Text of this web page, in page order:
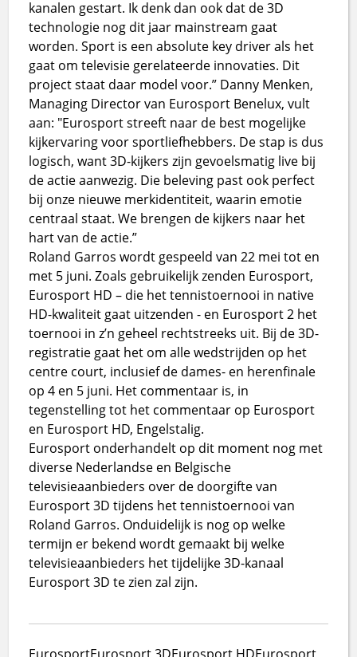
kanalen gestart. Ik denk dan ook dat de 3D
technologie nog dit jaar mainstream gaat
worden. Sport is een absolute key driver als het
gaat om televisie gerelateerde innovaties. Dit
project staat daar model voor.” Danny Menken,
Managing Director van Eurosport Benelux, vult
aan: "Eurosport streeft naar de best mogelijke
kijkervaring voor sportliefhebbers. De stap is dus
logisch, want 3D-kijkers zijn gevoelsmatig live bij
de actie aanwezig. Die beleving past ook perfect
bij onze nieuwe merkidentiteit, waarin emotie
centraal staat. We brengen de kijkers naar het
hart van de actie.”
Roland Garros wordt gespeeld van 22 mei tot en
met 5 juni. Zoals gebruikelijk zenden Eurosport,
Eurosport HD – die het tennistoernooi in native
HD-kwaliteit gaat uitzenden - en Eurosport 2 het
toernooi in z’n geheel rechtstreeks uit. Bij de 3D-
registratie gaat het om alle wedstrijden op het
centre court, inclusief de dames- en herenfinale
op 4 en 5 juni. Het commentaar is, in
tegenstelling tot het commentaar op Eurosport
en Eurosport HD, Engelstalig.
Eurosport onderhandelt op dit moment nog met
diverse Nederlandse en Belgische
televisieaanbieders over de doorgifte van
Eurosport 3D tijdens het tennistoernooi van
Roland Garros. Onduidelijk is nog op welke
termijn er bekend wordt gemaakt bij welke
televisieaanbieders het tijdelijke 3D-kanaal
Eurosport 3D te zien zal zijn.
EurosportEurosport 3DEurosport HDEurosport